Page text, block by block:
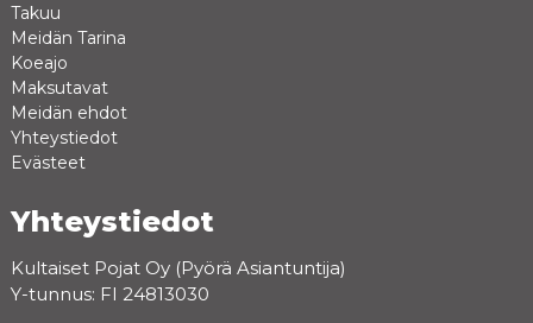
Takuu
Meidän Tarina
Koeajo
Maksutavat
Meidän ehdot
Yhteystiedot
Evästeet
Yhteystiedot
Kultaiset Pojat Oy (Pyörä Asiantuntija)
Y-tunnus: FI 24813030